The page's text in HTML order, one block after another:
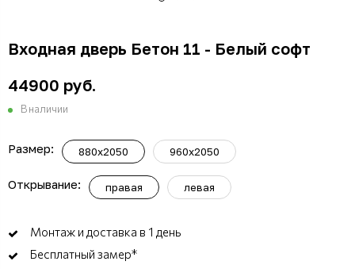
Входная дверь Бетон 11 - Белый софт
44900 руб.
В наличии
Размер: 880x2050 960x2050
Открывание: правая левая
Монтаж и доставка в 1 день
Бесплатный замер*